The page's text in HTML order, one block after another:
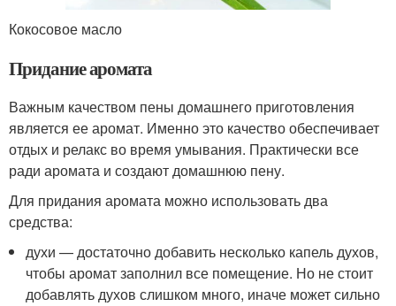
Кокосовое масло
Придание аромата
Важным качеством пены домашнего приготовления
является ее аромат. Именно это качество обеспечивает
отдых и релакс во время умывания. Практически все
ради аромата и создают домашнюю пену.
Для придания аромата можно использовать два
средства:
духи — достаточно добавить несколько капель духов,
чтобы аромат заполнил все помещение. Но не стоит
добавлять духов слишком много, иначе может сильно